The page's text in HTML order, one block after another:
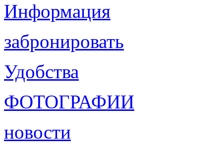
Информация
забронировать
Удобства
ФОТОГРАФИИ
новости